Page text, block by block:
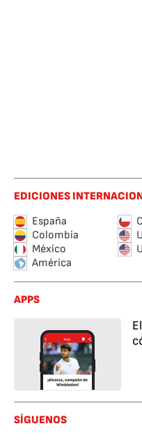
EDICIONES
España
Colombia
México
América
APPS
SÍGUENOS